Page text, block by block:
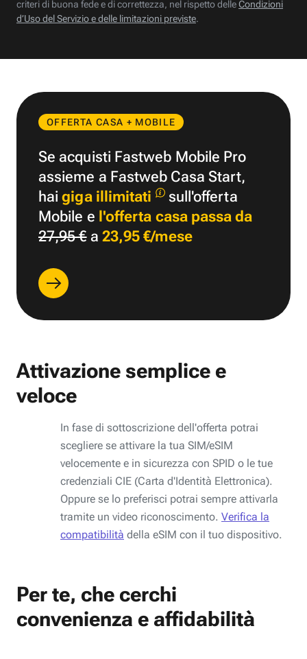
criteri di buona fede e di correttezza, nel rispetto delleCondizioni
d’Uso del Servizio e delle limitazioni previste.
OFFERTA CASA + MOBILE
Se acquisti Fastweb Mobile Pro
assieme a Fastweb Casa Start,
haigiga illimitati
sull'offerta
Mobile e l'offerta casa passa da
27,95 €a 23,95 €/mese
Attivazione semplice e
veloce
In fase di sottoscrizione dell'offerta potrai
scegliere se attivare la tua SIM/eSIM
velocemente e in sicurezza con SPID o le tue
credenziali CIE (Carta d'Identità Elettronica).
Oppure se lo preferisci potrai sempre attivarla
tramite un video riconoscimento. Verifica la
compatibilità della eSIM con il tuo dispositivo.
Per te, che cerchi
convenienza e affidabilità